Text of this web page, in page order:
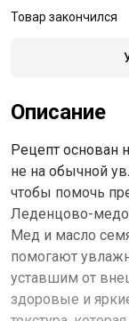
Товар закончился
Описание
Рецепт основан
не на обычной
чтобы помочь
Леденцово-
Мед и масло
помогают
уставшим от
здоровые и